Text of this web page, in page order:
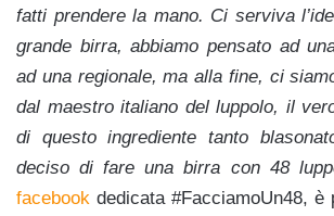
fatti prendere la mano. Ci serviva
grande birra, abbiamo pensato ad
ad una regionale, ma alla fine, ci
dal maestro italiano del luppolo, il
di questo ingrediente tanto
deciso di fare una birra con 48
facebook dedicata #FacciamoUn48, è